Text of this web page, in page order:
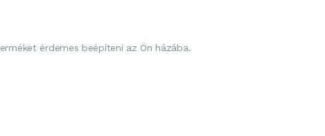
érdemes beépíteni az Ön házába.